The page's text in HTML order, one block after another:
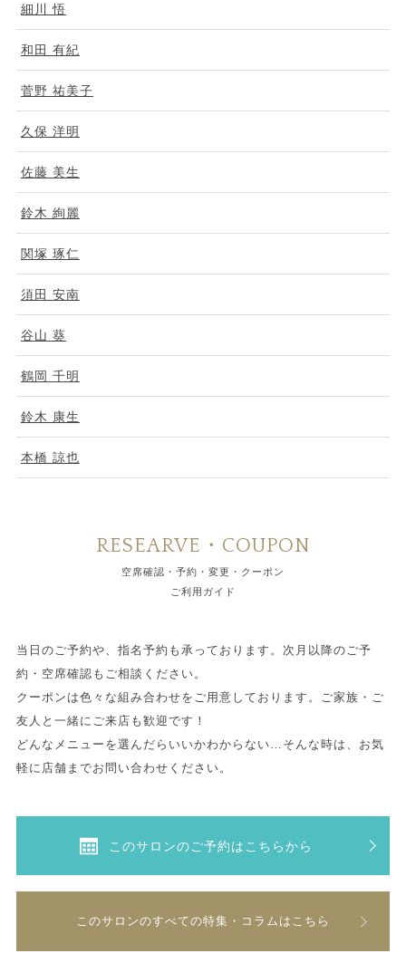
細川 悟
和田 有紀
菅野 祐美子
久保 洋明
佐藤 美生
鈴木 絢麗
関塚 琢仁
須田 安南
谷山 葵
鶴岡 千明
鈴木 康生
本橋 諒也
RESEARVE・COUPON
空席確認・予約・変更・クーポン
ご利用ガイド
当日のご予約や、指名予約も承っております。次月以降のご予
約・空席確認もご相談ください。
クーポンは色々な組み合わせをご用意しております。ご家族・ご
友人と一緒にご来店も歓迎です！
どんなメニューを選んだらいいかわからない…そんな時は、お気
軽に店舗までお問い合わせください。
このサロンのご予約はこちらから
このサロンのすべての特集・コラムはこちら